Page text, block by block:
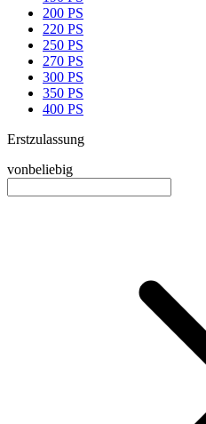
200 PS
220 PS
250 PS
270 PS
300 PS
350 PS
400 PS
Erstzulassung
vonbeliebig